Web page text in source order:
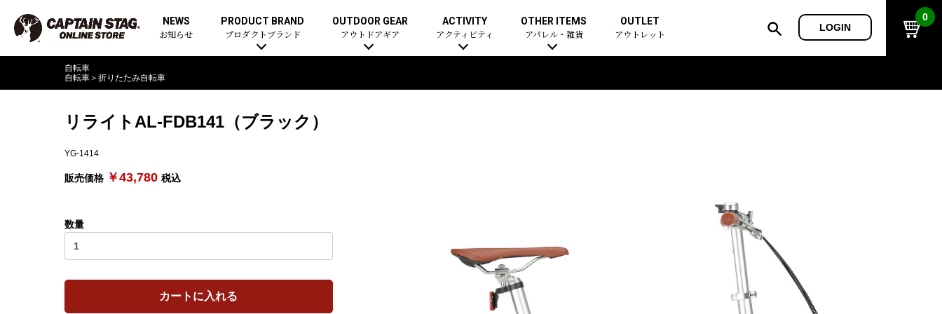
NEWS
お知らせ
PRODUCT BRAND
プロダクトブランド
OUTDOOR GEAR
アウトドアギア
ACTIVITY
アクティビティ
OTHER ITEMS
アパレル・雑貨
OUTLET
アウトレット
LOGIN
0
自転車
自転車 ＞ 折りたたみ自転車
リライトAL-FDB141（ブラック）
YG-1414
販売価格 ￥43,780 税込
数量
カートに入れる